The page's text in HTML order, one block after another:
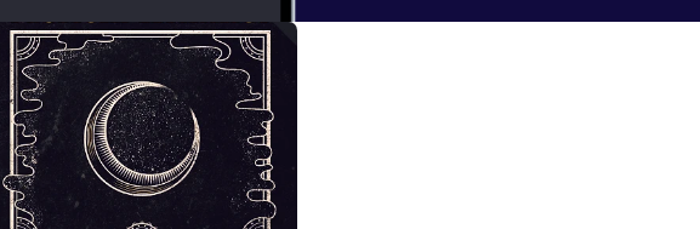
har sammen stiftet Engleskolen
i ærkeengle, englekort og andre